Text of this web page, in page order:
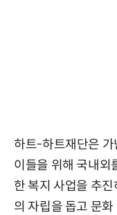
하트-하트재단은 가
이들을 위해 국내외
한 복지 사업을 추
의 자립을 돕고 문